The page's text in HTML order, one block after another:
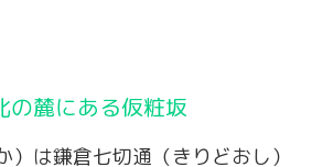
の麓にある仮粧坂
）は鎌倉七切通（きりどおし）